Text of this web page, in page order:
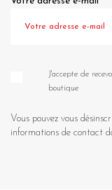
J'accepte de
boutique
Vous pouvez vous
informations de contact